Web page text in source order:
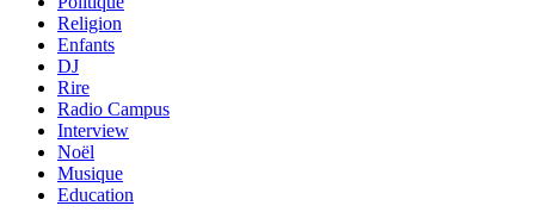
Religion
Enfants
DJ
Rire
Radio Campus
Interview
Noël
Musique
Education